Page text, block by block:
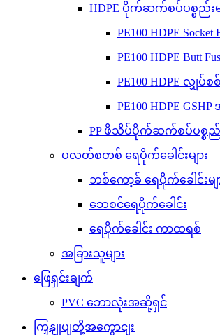
HDPE ပိုက်ဆက်စပ်ပစ္စည်းမ
PE100 HDPE
PE100 HDPE Butt
PE100 HDPE လျှပ်
PE100 HDPE
PP ဖိသိပ်ပိုက်ဆက်စပ်ပစ္စည်း
ပလတ်စတစ် ရေပိုက်ခေါင်းများ
ဘစ်ကော့ခ် ရေပိုက်ခေါင်းမျ
ဘေစင်ရေပိုက်ခေါင်း
ရေပိုက်ခေါင်း ကာထရစ်
အခြားသူများ
ဖြေရှင်းချက်
PVC ဘောလုံးအဆို့ရှင်
ကြှနျုပျတို့အကွောငျး